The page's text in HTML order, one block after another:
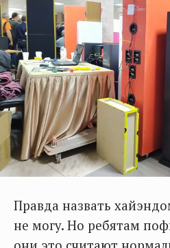
Правда назвать
не могу. Но ребятам